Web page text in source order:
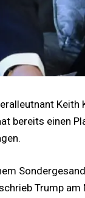
Keith
bereits einen
Trump